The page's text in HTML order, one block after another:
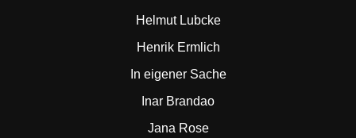
Helmut Lubcke
Henrik Ermlich
In eigener Sache
Inar Brandao
Jana Rose